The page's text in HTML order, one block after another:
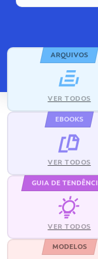
ARQUIVOS
VER TODOS
EBOOKS
VER TODOS
GUIA DE
VER TODOS
MODELOS